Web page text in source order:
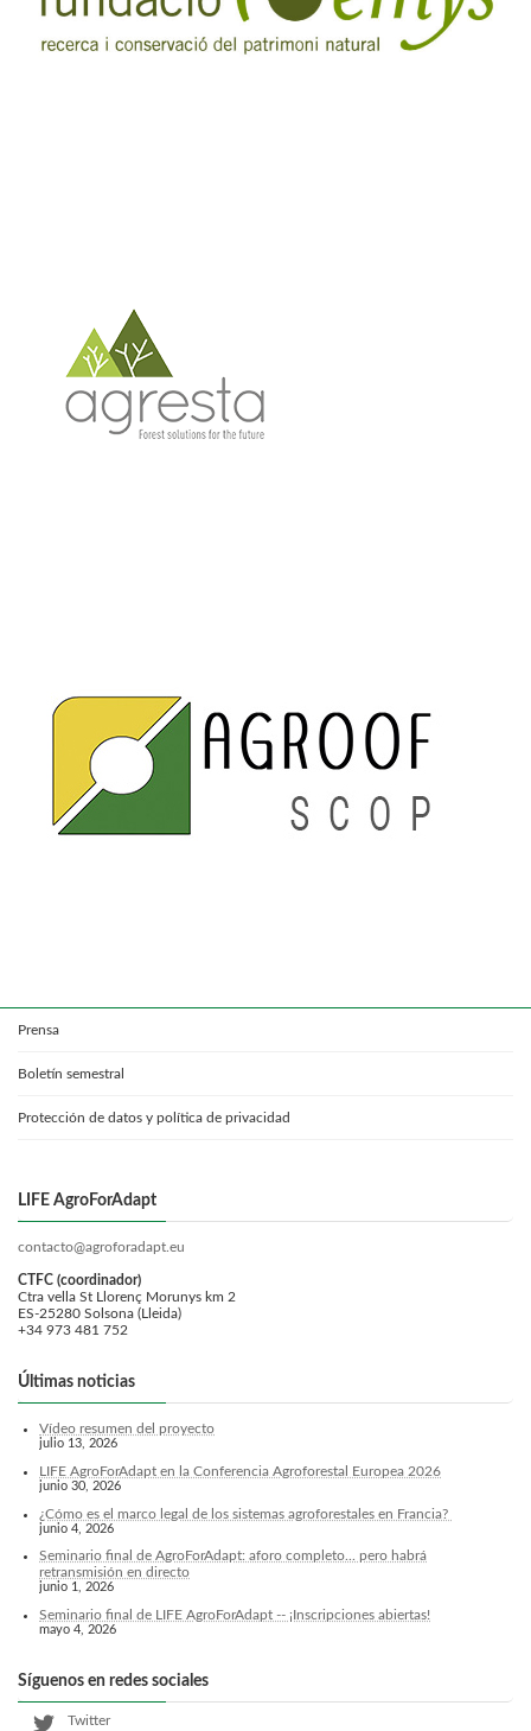
Prensa
Boletín semestral
Protección de datos y política de privacidad
LIFE AgroForAdapt
contacto@agroforadapt.eu
CTFC (coordinador)
Ctra vella St Llorenç Morunys km 2
ES-25280 Solsona (Lleida)
+34 973 481 752
Últimas noticias
Vídeo resumen del proyecto
julio 13, 2026
LIFE AgroForAdapt en la Conferencia Agroforestal Europea 2026
junio 30, 2026
¿Cómo es el marco legal de los sistemas agroforestales en Francia?
junio 4, 2026
Seminario final de AgroForAdapt: aforo completo... pero habrá
retransmisión en directo
junio 1, 2026
Seminario final de LIFE AgroForAdapt -- ¡Inscripciones abiertas!
mayo 4, 2026
Síguenos en redes sociales
Twitter